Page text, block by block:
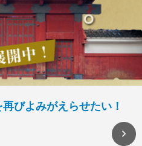
びよみがえらせたい！